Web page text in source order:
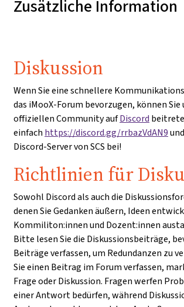
Zusätzliche Information
Diskussion
Wenn Sie eine schnellere
das iMooX-Forum bevorzugen, können Sie
offiziellen Community aufDiscord
einfach https://discord.gg/rrbazVdAN9
Discord-Server von SCS bei!
Richtlinien für
Sowohl Discord als auch die
denen Sie Gedanken äußern, Ideen
Kommiliton:innen und Dozent:innen
Bitte lesen Sie die Diskussionsbeiträge,
Beiträge verfassen, um Redundanzen zu
Sie einen Beitrag im Forum verfassen,
Frage oder Diskussion. Fragen werfen
einer Antwort bedürfen, während